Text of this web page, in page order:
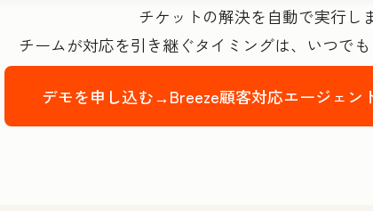
チケットの解決を自動で実行し
チームが対応を引き継ぐタイミングは、いつでも
デモを申し込む→Breeze顧客対応エージェン